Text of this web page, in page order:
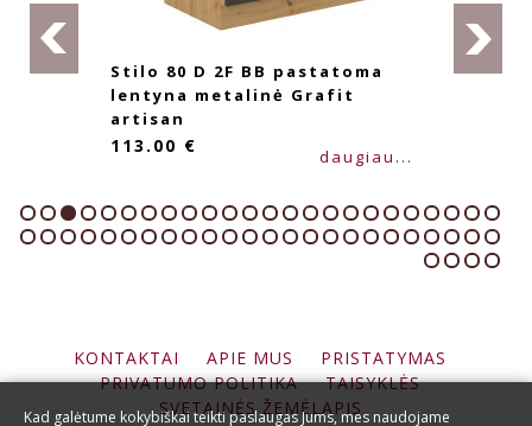
Stilo 80 D 2F BB pastatoma
lentyna metalinė Grafit
artisan
113.00 € daugiau...
KONTAKTAI APIE MUS
PRISTATYMAS
PRIVATUMO POLITIKA
TAISYKLĖS
SVETAINĖS ŽEMĖLAPIS
Kad galėtume kokybiškai teikti paslaugas Jums, mes naudojame